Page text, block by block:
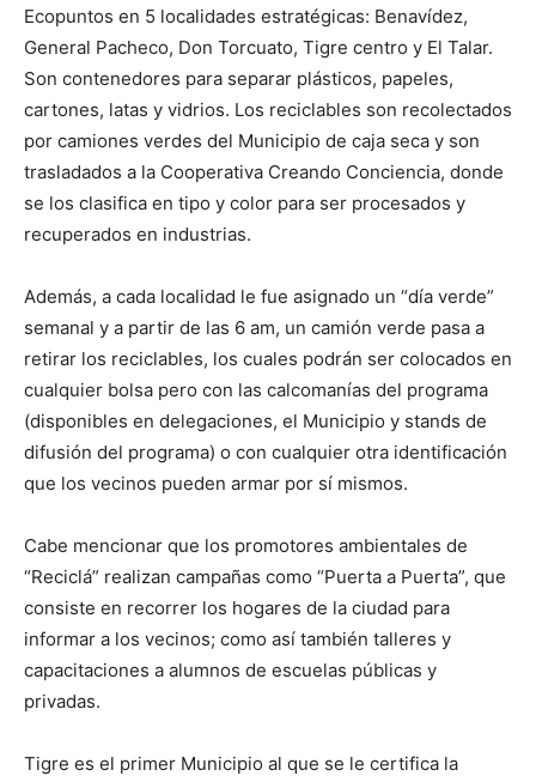
Ecopuntos en 5 localidades estratégicas: Benavídez,
General Pacheco, Don Torcuato, Tigre centro y El Talar.
Son contenedores para separar plásticos, papeles,
cartones, latas y vidrios. Los reciclables son recolectados
por camiones verdes del Municipio de caja seca y son
trasladados a la Cooperativa Creando Conciencia, donde
se los clasifica en tipo y color para ser procesados y
recuperados en industrias.
Además, a cada localidad le fue asignado un “día verde”
semanal y a partir de las 6 am, un camión verde pasa a
retirar los reciclables, los cuales podrán ser colocados en
cualquier bolsa pero con las calcomanías del programa
(disponibles en delegaciones, el Municipio y stands de
difusión del programa) o con cualquier otra identificación
que los vecinos pueden armar por sí mismos.
Cabe mencionar que los promotores ambientales de
“Reciclá” realizan campañas como “Puerta a Puerta”, que
consiste en recorrer los hogares de la ciudad para
informar a los vecinos; como así también talleres y
capacitaciones a alumnos de escuelas públicas y
privadas.
Tigre es el primer Municipio al que se le certifica la